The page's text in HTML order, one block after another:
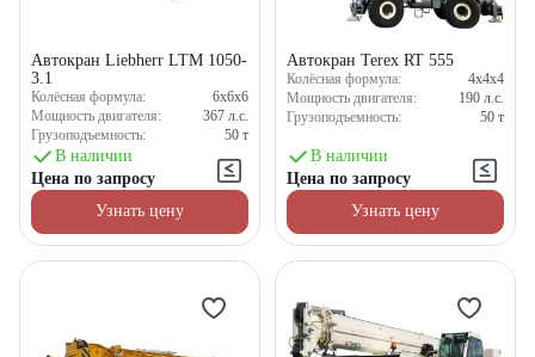
Автокран Liebherr LTM 1050-
3.1
Колёсная формула:
6x6x6
Мощность двигателя:
367 л.с.
Грузоподъемность:
50 т
В наличии
Цена по запросу
Узнать цену
Автокран Terex RT 555
Колёсная формула:
4x4x4
Мощность двигателя:
190 л.с.
Грузоподъемность:
50 т
В наличии
Цена по запросу
Узнать цену